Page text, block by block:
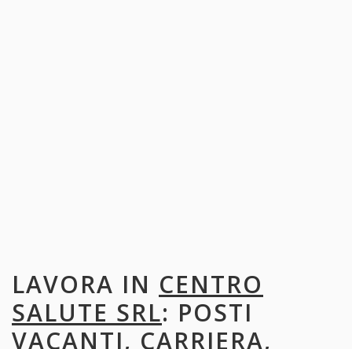
LAVORA IN CENTRO
SALUTE SRL: POSTI
VACANTI, CARRIERA,